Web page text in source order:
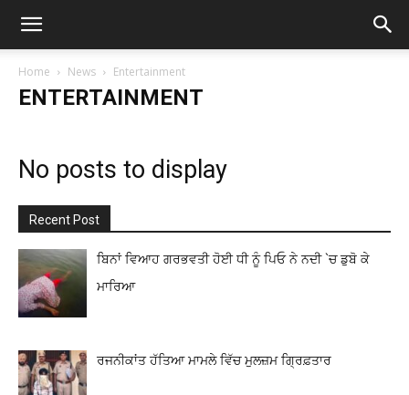
Home News Entertainment
ENTERTAINMENT
No posts to display
Recent Post
ਬਿਨਾਂ ਵਿਆਹ ਗਰਭਵਤੀ ਹੋਈ ਧੀ ਨੂੰ ਪਿਓ ਨੇ ਨਦੀ `ਚ ਡੁਬੋ ਕੇ
ਮਾਰਿਆ
ਰਜਨੀਕਾਂਤ ਹੱਤਿਆ ਮਾਮਲੇ ਵਿੱਚ ਮੁਲਜ਼ਮ ਗ੍ਰਿਫ਼ਤਾਰ